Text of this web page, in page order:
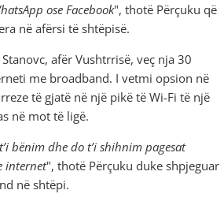
ose Facebook", thotë Përçuku që
në afërsi të shtëpisë.
afër Vushtrrisë, veç nja 30
me broadband. I vetmi opsion në
të gjatë në një pikë të Wi-Fi të një
në mot të ligë.
bënim dhe do t’i shihnim pagesat
internet", thotë Përçuku duke shpjeguar
në shtëpi.